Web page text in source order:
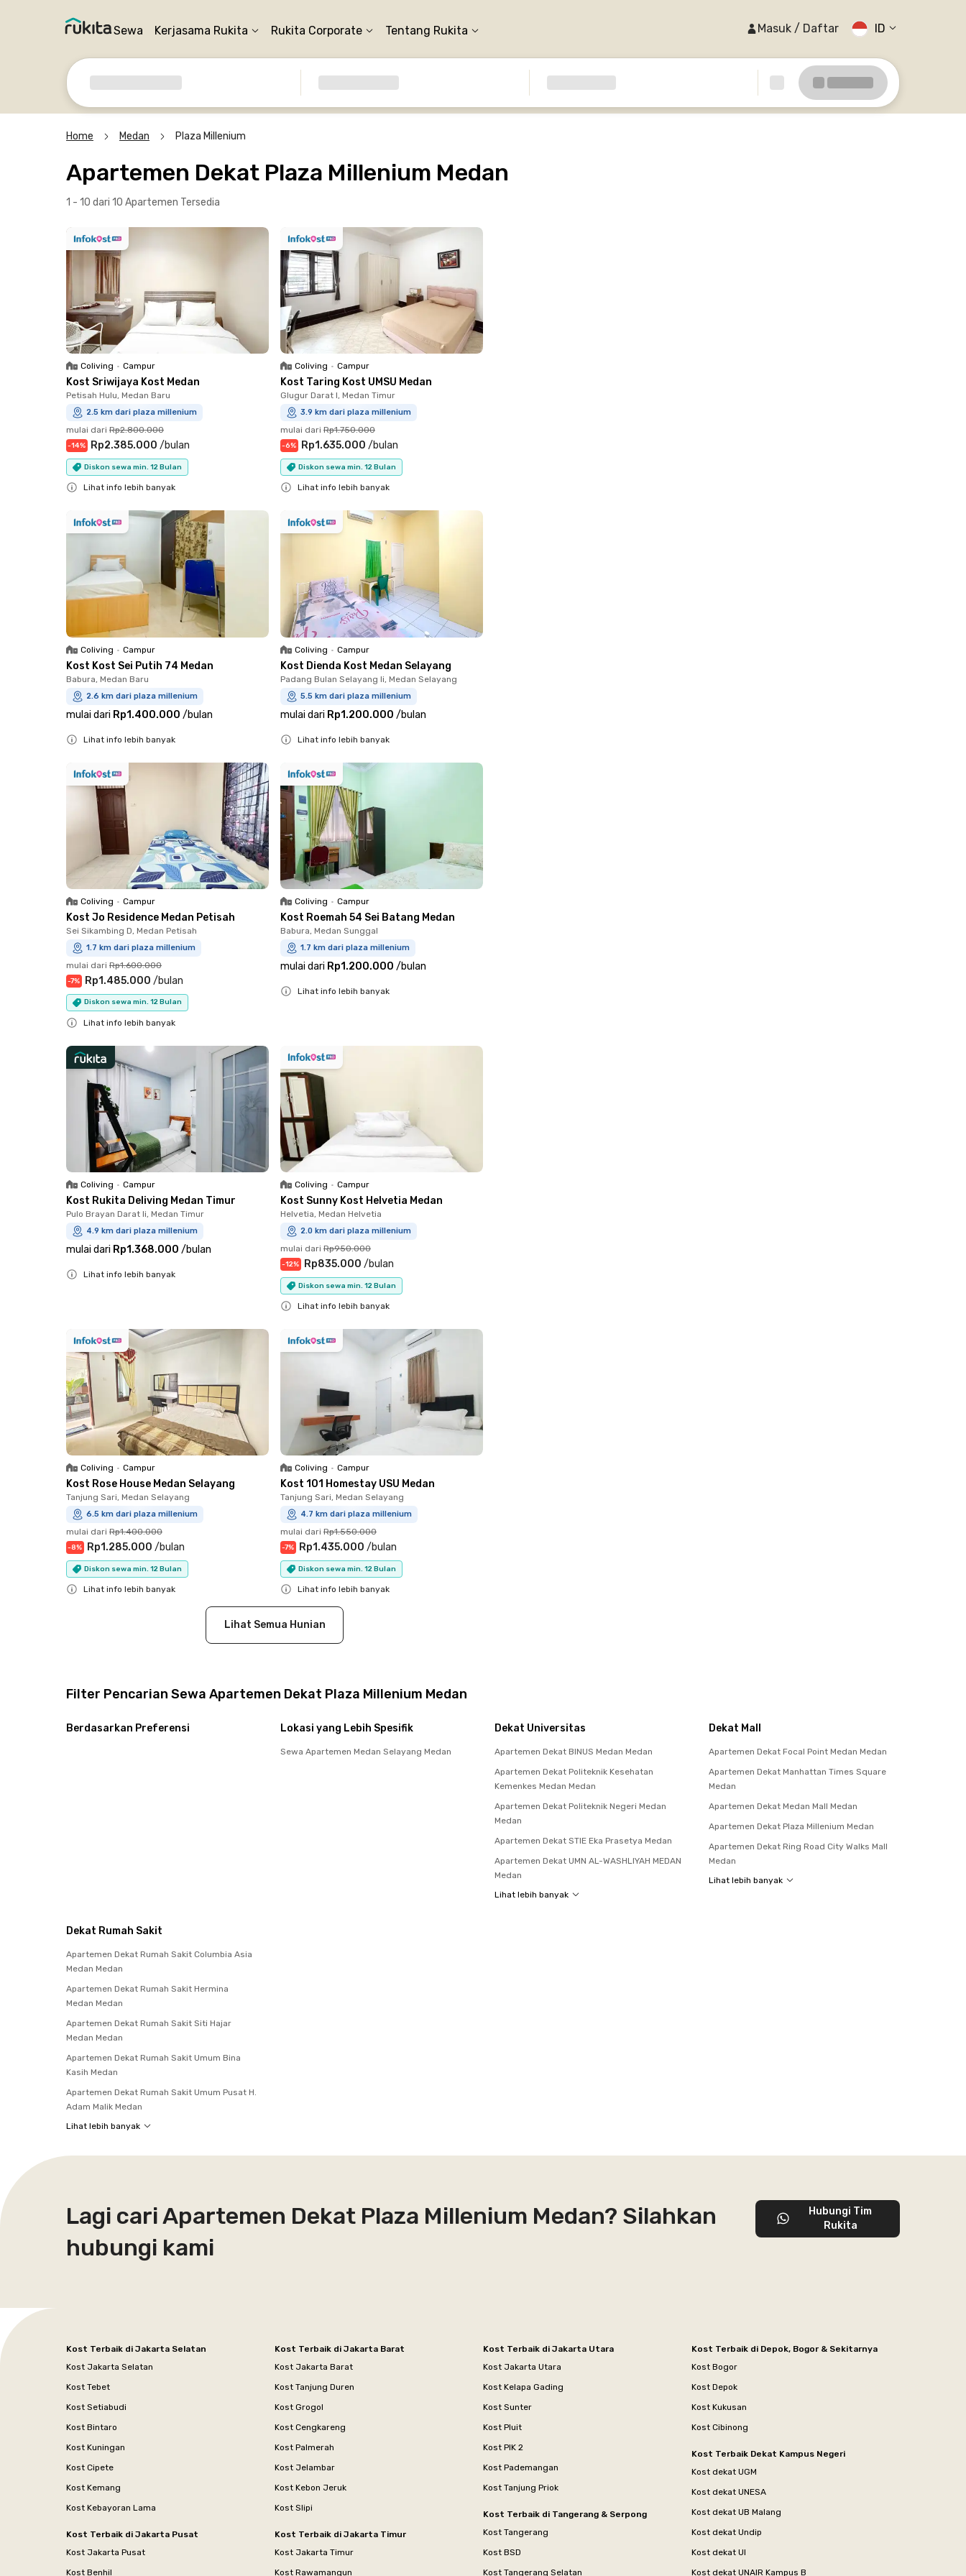
Sewa Kerjasama Rukita Rukita Corporate Tentang Rukita Masuk / Daftar ID
Home Medan Plaza Millenium
Apartemen Dekat Plaza Millenium Medan
1 - 10 dari 10 Apartemen Tersedia
Coliving • Campur
Kost Sriwijaya Kost Medan
Petisah Hulu, Medan Baru
2.5 km dari plaza millenium
mulai dari Rp2.800.000
-14% Rp2.385.000 /bulan
Diskon sewa min. 12 Bulan
Lihat info lebih banyak
Coliving • Campur
Kost Taring Kost UMSU Medan
Glugur Darat I, Medan Timur
3.9 km dari plaza millenium
mulai dari Rp1.750.000
-6% Rp1.635.000 /bulan
Diskon sewa min. 12 Bulan
Lihat info lebih banyak
Coliving • Campur
Kost Kost Sei Putih 74 Medan
Babura, Medan Baru
2.6 km dari plaza millenium
mulai dari Rp1.400.000 /bulan
Lihat info lebih banyak
Coliving • Campur
Kost Dienda Kost Medan Selayang
Padang Bulan Selayang Ii, Medan Selayang
5.5 km dari plaza millenium
mulai dari Rp1.200.000 /bulan
Lihat info lebih banyak
Coliving • Campur
Kost Jo Residence Medan Petisah
Sei Sikambing D, Medan Petisah
1.7 km dari plaza millenium
mulai dari Rp1.600.000
-7% Rp1.485.000 /bulan
Diskon sewa min. 12 Bulan
Lihat info lebih banyak
Coliving • Campur
Kost Roemah 54 Sei Batang Medan
Babura, Medan Sunggal
1.7 km dari plaza millenium
mulai dari Rp1.200.000 /bulan
Lihat info lebih banyak
Coliving • Campur
Kost Rukita Deliving Medan Timur
Pulo Brayan Darat Ii, Medan Timur
4.9 km dari plaza millenium
mulai dari Rp1.368.000 /bulan
Lihat info lebih banyak
Coliving • Campur
Kost Sunny Kost Helvetia Medan
Helvetia, Medan Helvetia
2.0 km dari plaza millenium
mulai dari Rp950.000
-12% Rp835.000 /bulan
Diskon sewa min. 12 Bulan
Lihat info lebih banyak
Coliving • Campur
Kost Rose House Medan Selayang
Tanjung Sari, Medan Selayang
6.5 km dari plaza millenium
mulai dari Rp1.400.000
-8% Rp1.285.000 /bulan
Diskon sewa min. 12 Bulan
Lihat info lebih banyak
Coliving • Campur
Kost 101 Homestay USU Medan
Tanjung Sari, Medan Selayang
4.7 km dari plaza millenium
mulai dari Rp1.550.000
-7% Rp1.435.000 /bulan
Diskon sewa min. 12 Bulan
Close
Lihat info lebih banyak
Lihat Semua Hunian
Filter Pencarian Sewa Apartemen Dekat Plaza Millenium Medan
Berdasarkan Preferensi Lokasi yang Lebih Spesifik
Sewa Apartemen Medan Selayang Medan
Dekat Universitas
Apartemen Dekat BINUS Medan Medan
Apartemen Dekat Politeknik Kesehatan
Kemenkes Medan Medan
Apartemen Dekat Politeknik Negeri Medan
Medan
Apartemen Dekat STIE Eka Prasetya Medan
Apartemen Dekat UMN AL-WASHLIYAH MEDAN
Medan
Lihat lebih banyak
Dekat Mall
Apartemen Dekat Focal Point Medan Medan
Apartemen Dekat Manhattan Times Square
Medan
Apartemen Dekat Medan Mall Medan
Apartemen Dekat Plaza Millenium Medan
Apartemen Dekat Ring Road City Walks Mall
Medan
Lihat lebih banyak
Dekat Rumah Sakit
Apartemen Dekat Rumah Sakit Columbia Asia
Medan Medan
Apartemen Dekat Rumah Sakit Hermina
Medan Medan
Apartemen Dekat Rumah Sakit Siti Hajar
Medan Medan
Apartemen Dekat Rumah Sakit Umum Bina
Kasih Medan
Apartemen Dekat Rumah Sakit Umum Pusat H.
Adam Malik Medan
Lihat lebih banyak
Lagi cari Apartemen Dekat Plaza Millenium Medan? Silahkan
hubungi kami
Hubungi Tim
Rukita
Kost Terbaik di Jakarta Selatan
Kost Jakarta Selatan
Kost Tebet
Kost Setiabudi
Kost Bintaro
Kost Kuningan
Kost Cipete
Kost Kemang
Kost Kebayoran Lama
Kost Terbaik di Jakarta Pusat
Kost Jakarta Pusat
Kost Benhil
Kost Terbaik di Jakarta Barat
Kost Jakarta Barat
Kost Tanjung Duren
Kost Grogol
Kost Cengkareng
Kost Palmerah
Kost Jelambar
Kost Kebon Jeruk
Kost Slipi
Kost Terbaik di Jakarta Timur
Kost Jakarta Timur
Kost Rawamangun
Kost Terbaik di Jakarta Utara
Kost Jakarta Utara
Kost Kelapa Gading
Kost Sunter
Kost Pluit
Kost PIK 2
Kost Pademangan
Kost Tanjung Priok
Kost Terbaik di Tangerang & Serpong
Kost Tangerang
Kost BSD
Kost Tangerang Selatan
Kost Terbaik di Depok, Bogor & Sekitarnya
Kost Bogor
Kost Depok
Kost Kukusan
Kost Cibinong
Kost Terbaik Dekat Kampus Negeri
Kost dekat UGM
Kost dekat UNESA
Kost dekat UB Malang
Kost dekat Undip
Kost dekat UI
Kost dekat UNAIR Kampus B